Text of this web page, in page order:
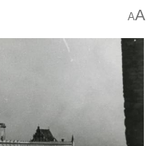
AA